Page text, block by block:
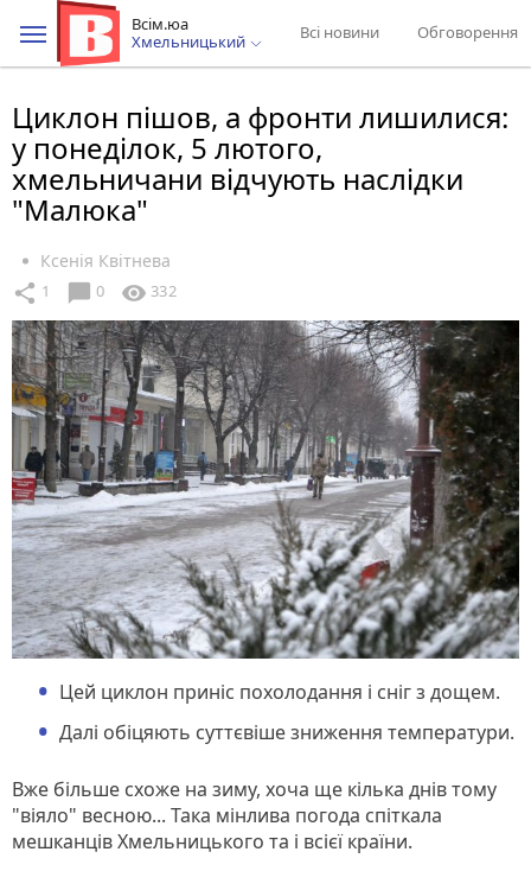
Всім.юа
Хмельницький
Всі новини Обговорення
Циклон пішов, а фронти лишилися:
у понеділок, 5 лютого,
хмельничани відчують наслідки
"Малюка"
Ксенія Квітнева
share 1 chat_bubble 0 visibility 332
Цей циклон приніс похолодання і сніг з дощем.
Далі обіцяють суттєвіше зниження температури.
Вже більше схоже на зиму, хоча ще кілька днів тому
"віяло" весною... Така мінлива погода спіткала
мешканців Хмельницького та і всієї країни.